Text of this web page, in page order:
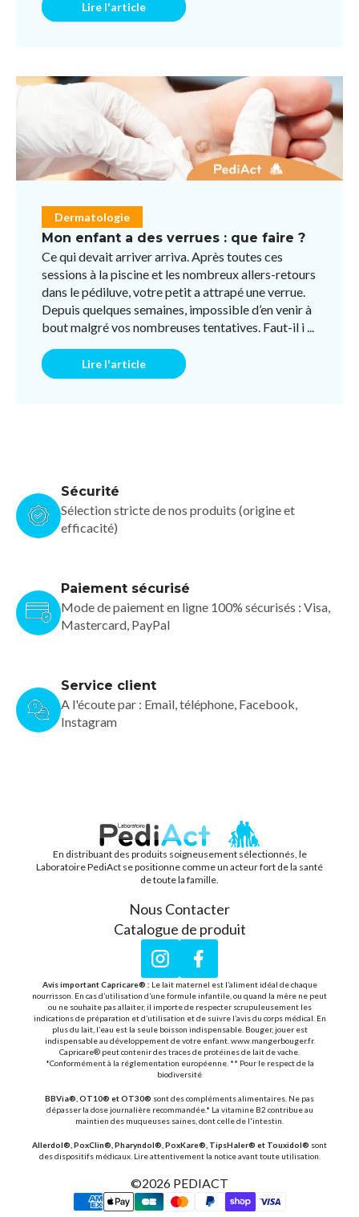
Lire l'article
Dermatologie
Mon enfant a des verrues : que faire ?
Ce qui devait arriver arriva. Après toutes ces
sessions à la piscine et les nombreux allers-retours
dans le pédiluve, votre petit a attrapé une verrue.
Depuis quelques semaines, impossible d’en venir à
bout malgré vos nombreuses tentatives. Faut-il i ...
Lire l'article
Sécurité
Sélection stricte de nos produits (origine et
efficacité)
Paiement sécurisé
Mode de paiement en ligne 100% sécurisés : Visa,
Mastercard, PayPal
Service client
A l'écoute par : Email, téléphone, Facebook,
Instagram
PEDIACT
En distribuant des produits soigneusement sélectionnés, le
Laboratoire PediAct se positionne comme un acteur fort de la santé
de toute la famille.
Nous Contacter
Catalogue de produit
InstagramFacebook
Avis important Capricare® : Le lait maternel est l’aliment idéal de chaque
nourrisson. En cas d’utilisation d’une formule infantile, ou quand la mère ne peut
ou ne souhaite pas allaiter, il importe de respecter scrupuleusement les
indications de préparation et d’utilisation et de suivre l’avis du corps médical. En
plus du lait, l’eau est la seule boisson indispensable. Bouger, jouer est
indispensable au développement de votre enfant. www.mangerbouger.fr.
Capricare® peut contenir des traces de protéines de lait de vache.
*Conformément à la réglementation européenne. ** Pour le respect de la
biodiversité
BBVia®, OT10® et OT30® sont des compléments alimentaires. Ne pas
dépasser la dose journalière recommandée.* La vitamine B2 contribue au
maintien des muqueuses saines, dont celle de l'intestin.
Allerdol®, PoxClin®, Pharyndol®, PoxKare®, TipsHaler® et Touxidol® sont
des dispositifs médicaux. Lire attentivement la notice avant toute utilisation.
©2026 PEDIACT